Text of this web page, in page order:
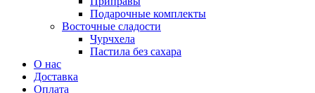
Подарочные комплекты
Восточные сладости
Чурчхела
Пастила без сахара
О нас
Доставка
Оплата